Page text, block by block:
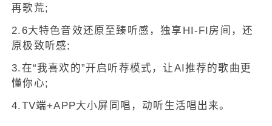
再歌荒;
2.6大特色音效还原至臻听感，独享HI-FI房间，还
原极致听感;
3.在“我喜欢的”开启听荐模式，让AI推荐的歌曲更
懂你心;
4.TV端+APP大小屏同唱，动听生活唱出来。